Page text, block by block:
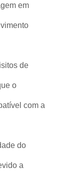
em
de
o
com a
do
a